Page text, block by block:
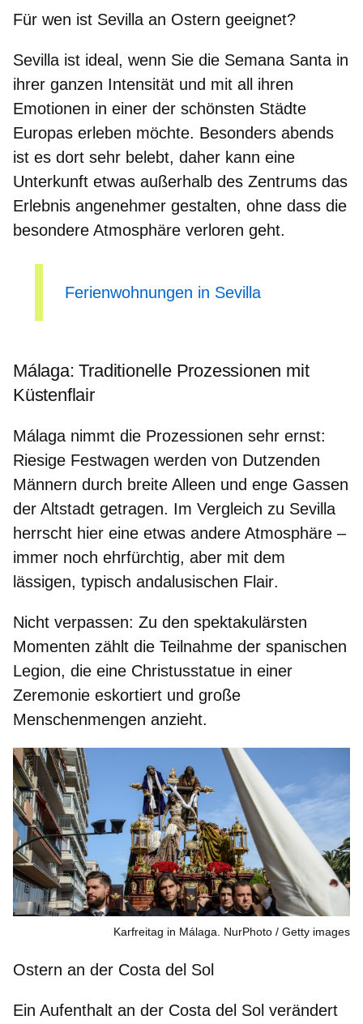
Für wen ist Sevilla an Ostern geeignet?
Sevilla ist ideal, wenn Sie die Semana Santa in
ihrer ganzen Intensität und mit all ihren
Emotionen in einer der schönsten Städte
Europas erleben möchte. Besonders abends
ist es dort sehr belebt, daher kann eine
Unterkunft etwas außerhalb des Zentrums das
Erlebnis angenehmer gestalten, ohne dass die
besondere Atmosphäre verloren geht.
Ferienwohnungen in Sevilla
Málaga: Traditionelle Prozessionen mit
Küstenflair
Málaga nimmt die Prozessionen sehr ernst:
Riesige Festwagen werden von Dutzenden
Männern durch breite Alleen und enge Gassen
der Altstadt getragen. Im Vergleich zu Sevilla
herrscht hier eine etwas andere Atmosphäre –
immer noch ehrfürchtig, aber mit dem
lässigen, typisch andalusischen Flair.
Nicht verpassen: Zu den spektakulärsten
Momenten zählt die Teilnahme der spanischen
Legion, die eine Christusstatue in einer
Zeremonie eskortiert und große
Menschenmengen anzieht.
Karfreitag in Málaga. NurPhoto Getty images
Ostern an der Costa del Sol
Ein Aufenthalt an der Costa del Sol verändert